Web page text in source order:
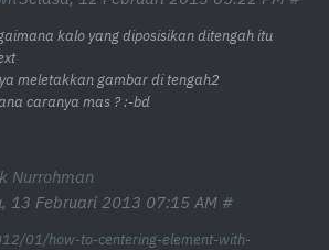
kalo yang diposisikan ditengah itu
meletakkan gambar di tengah2
caranya mas ? :-bd
Nurrohman
13 Februari 2013 07:15 AM
01/how-to-centering-element-with-